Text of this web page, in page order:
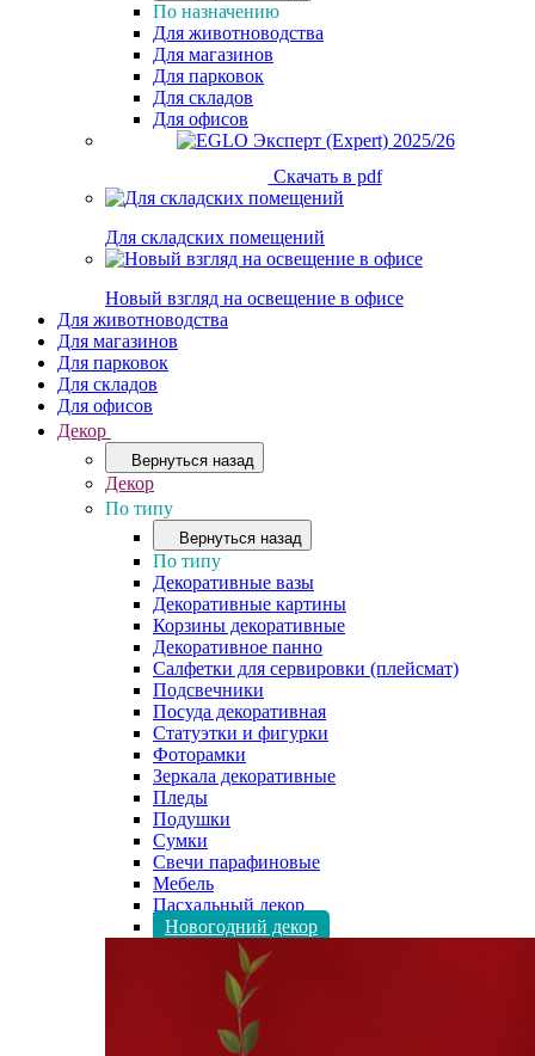
По назначению
Для животноводства
Для магазинов
Для парковок
Для складов
Для офисов
Скачать в pdf
Для складских помещений
Новый взгляд на освещение в офисе
Для животноводства
Для магазинов
Для парковок
Для складов
Для офисов
Декор
Вернуться назад
Декор
По типу
Вернуться назад
По типу
Декоративные вазы
Декоративные картины
Корзины декоративные
Декоративное панно
Салфетки для сервировки (плейсмат)
Подсвечники
Посуда декоративная
Статуэтки и фигурки
Фоторамки
Зеркала декоративные
Пледы
Подушки
Сумки
Свечи парафиновые
Мебель
Пасхальный декор
Новогодний декор